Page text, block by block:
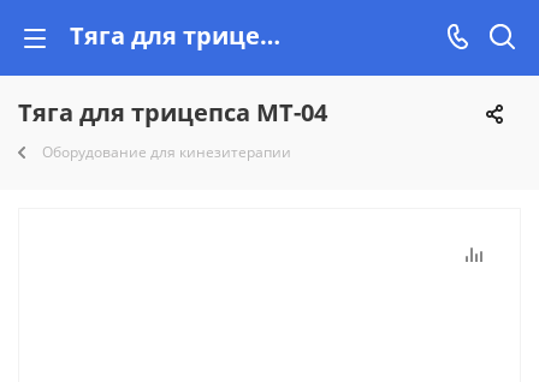
Тяга для трицепса МТ-04 купить недорого на Vishop.by, рассрочка!
Тяга для трицепса МТ-04
Оборудование для кинезитерапии